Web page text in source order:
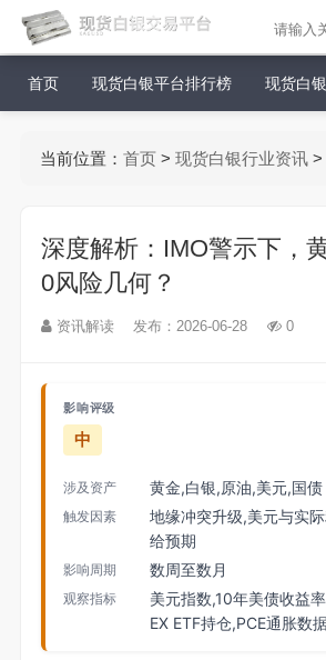
首页 现货白银平台排行榜 现货白
当前位置： 首页> 现货白银行业资讯>
深度解析：IMO警示下，
0风险几何？
资讯解读 发布：2026-06-28 0
影响评级
中
涉及资产 黄金,白银,原油,美元,国债
触发因素
地缘冲突升级,美元与实
给预期
影响周期 数周至数月
观察指标
美元指数,10年美债收益
EX ETF持仓,PCE通胀数